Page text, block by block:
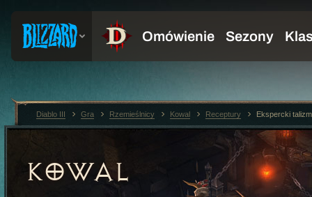
KOWAL
Diablo III Gra Rzemieślnicy Kowal Receptury Ekspercki